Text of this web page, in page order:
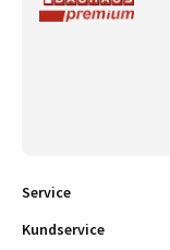
Service
Kundservice